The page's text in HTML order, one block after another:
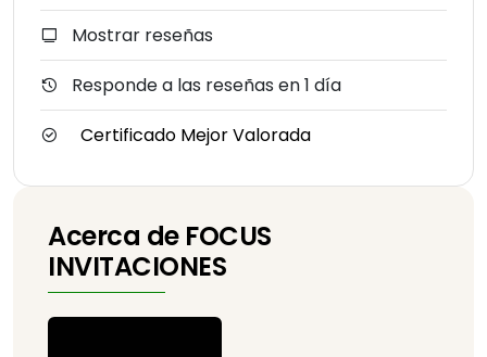
Mostrar reseñas
Responde a las reseñas en 1 día
Certificado Mejor Valorada
Acerca de FOCUS
INVITACIONES